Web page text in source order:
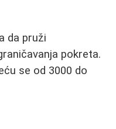
da pruži
pokreta.
se od 3000 do